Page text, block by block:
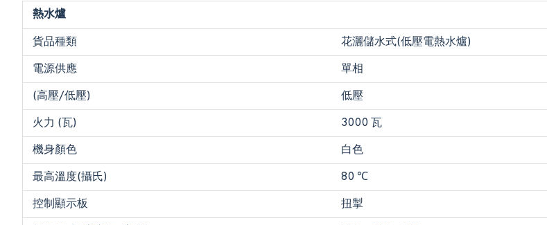
熱水爐
貨品種類
花灑儲水式(低壓電熱水爐)
電源供應
單相
(高壓/低壓)
低壓
火力 (瓦)
3000 瓦
機身顏色
白色
最高溫度(攝氏)
80 ℃
控制顯示板
扭掣